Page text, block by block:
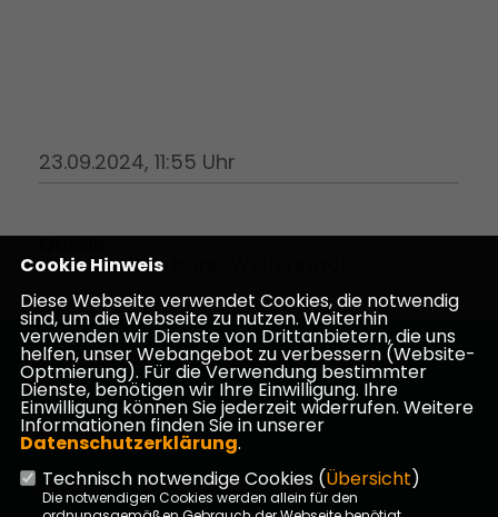
23.09.2024, 11:55 Uhr
Quelle:
CDU Stadtverband Weiterstadt
Homepage des CDU Kreisverbandes Darmstadt-
Dieburg
Impressum Datenschutz Kontakt
Cookie Hinweis
Diese Webseite verwendet Cookies, die notwendig
sind, um die Webseite zu nutzen. Weiterhin
verwenden wir Dienste von Drittanbietern, die uns
helfen, unser Webangebot zu verbessern (Website-
Optmierung). Für die Verwendung bestimmter
Dienste, benötigen wir Ihre Einwilligung. Ihre
Einwilligung können Sie jederzeit widerrufen. Weitere
Informationen finden Sie in unserer
Datenschutzerklärung.
Technisch notwendige Cookies (Übersicht)
Die notwendigen Cookies werden allein für den